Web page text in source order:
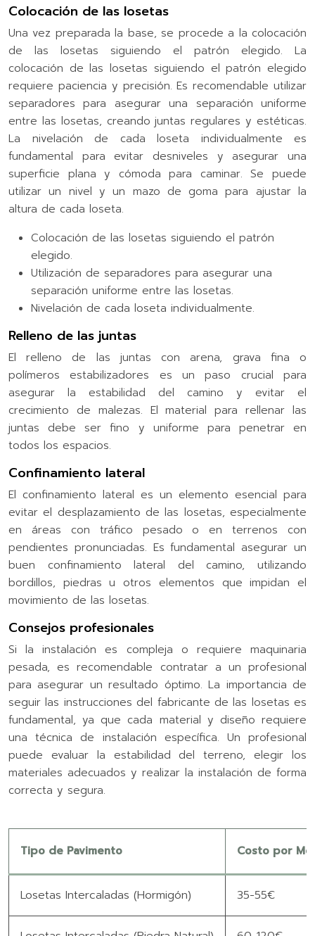
Colocación de las losetas
Una vez preparada la base, se procede a la colocación
de las losetas siguiendo el patrón elegido. La
colocación de las losetas siguiendo el patrón elegido
requiere paciencia y precisión. Es recomendable utilizar
separadores para asegurar una separación uniforme
entre las losetas, creando juntas regulares y estéticas.
La nivelación de cada loseta individualmente es
fundamental para evitar desniveles y asegurar una
superficie plana y cómoda para caminar. Se puede
utilizar un nivel y un mazo de goma para ajustar la
altura de cada loseta.
Colocación de las losetas siguiendo el patrón
elegido.
Utilización de separadores para asegurar una
separación uniforme entre las losetas.
Nivelación de cada loseta individualmente.
Relleno de las juntas
El relleno de las juntas con arena, grava fina o
polímeros estabilizadores es un paso crucial para
asegurar la estabilidad del camino y evitar el
crecimiento de malezas. El material para rellenar las
juntas debe ser fino y uniforme para penetrar en
todos los espacios.
Confinamiento lateral
El confinamiento lateral es un elemento esencial para
evitar el desplazamiento de las losetas, especialmente
en áreas con tráfico pesado o en terrenos con
pendientes pronunciadas. Es fundamental asegurar un
buen confinamiento lateral del camino, utilizando
bordillos, piedras u otros elementos que impidan el
movimiento de las losetas.
Consejos profesionales
Si la instalación es compleja o requiere maquinaria
pesada, es recomendable contratar a un profesional
para asegurar un resultado óptimo. La importancia de
seguir las instrucciones del fabricante de las losetas es
fundamental, ya que cada material y diseño requiere
una técnica de instalación específica. Un profesional
puede evaluar la estabilidad del terreno, elegir los
materiales adecuados y realizar la instalación de forma
correcta y segura.
Tipo de Pavimento Costo por
Losetas Intercaladas (Hormigón) 35-55€